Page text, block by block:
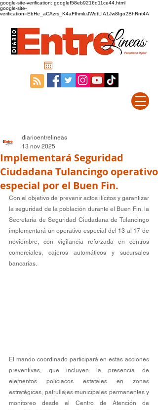
google-site-verification: googlef58eb9216d11ce44.html
google-site-
verification=EbHe_aCAzrs_K4aFIhmluJWdtLIA1Jw8Igo2BhRnt4A
Implementará Seguridad
Ciudadana Tulancingo operativo
especial por el Buen Fin.
diarioentrelineas
13 nov 2025
Con el objetivo de prevenir actos ilícitos y garantizar
la seguridad de la población durante el Buen Fin, la
Secretaría de Seguridad Ciudadana de Tulancingo
implementará un operativo especial del 13 al 17 de
noviembre, con vigilancia reforzada en centros
comerciales, cajeros automáticos y sucursales
bancarias.
El mando coordinado participará en estas acciones
preventivas, que incluyen la presencia de
elementos policiacos estatales en zonas
estratégicas, patrullajes municipales permanentes y
monitoreo desde el Centro de Atención de